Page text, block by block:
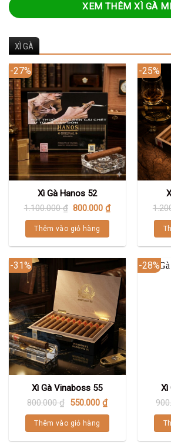
XEM THÊM XÌ GÀ
XÌ GÀ
-27%
Xì Gà Hanos 52
1.100.000₫ 800.000₫
Thêm vào giỏ hàng
-25%
-31%
Xì Gà Vinaboss 55
800.000₫ 550.000 ₫
Thêm vào giỏ hàng
-28%
Xì